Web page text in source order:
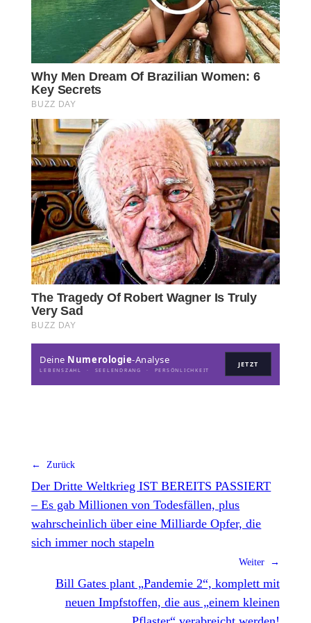
Deine Numerologie-Analyse
LEBENSZAHL · SEELENDRANG · PERSÖNLICHKEIT
JETZT
← Zurück
Der Dritte Weltkrieg IST BEREITS PASSIERT
– Es gab Millionen von Todesfällen, plus
wahrscheinlich über eine Milliarde Opfer, die
sich immer noch stapeln
Weiter →
Bill Gates plant „Pandemie 2“, komplett mit
neuen Impfstoffen, die aus „einem kleinen